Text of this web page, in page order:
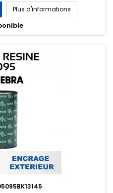
Plus d'informations